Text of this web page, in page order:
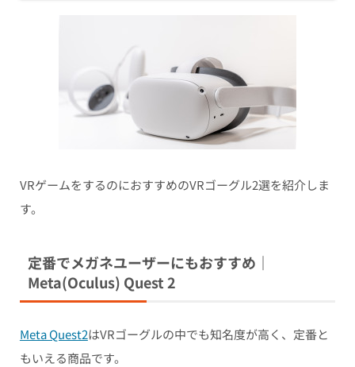
VRゲームをするのにおすすめのVRゴーグル2選を紹介しま
す。
定番でメガネユーザーにもおすすめ｜
Meta(Oculus) Quest 2
Meta Quest2はVRゴーグルの中でも知名度が高く、定番と
もいえる商品です。